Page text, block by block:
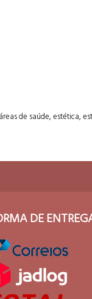
de saúde, estética,
DE